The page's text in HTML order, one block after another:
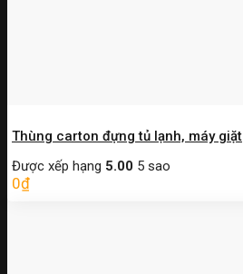
Thùng carton đựng tủ lạnh, máy giặt
Được xếp hạng 5.00 5 sao
0₫